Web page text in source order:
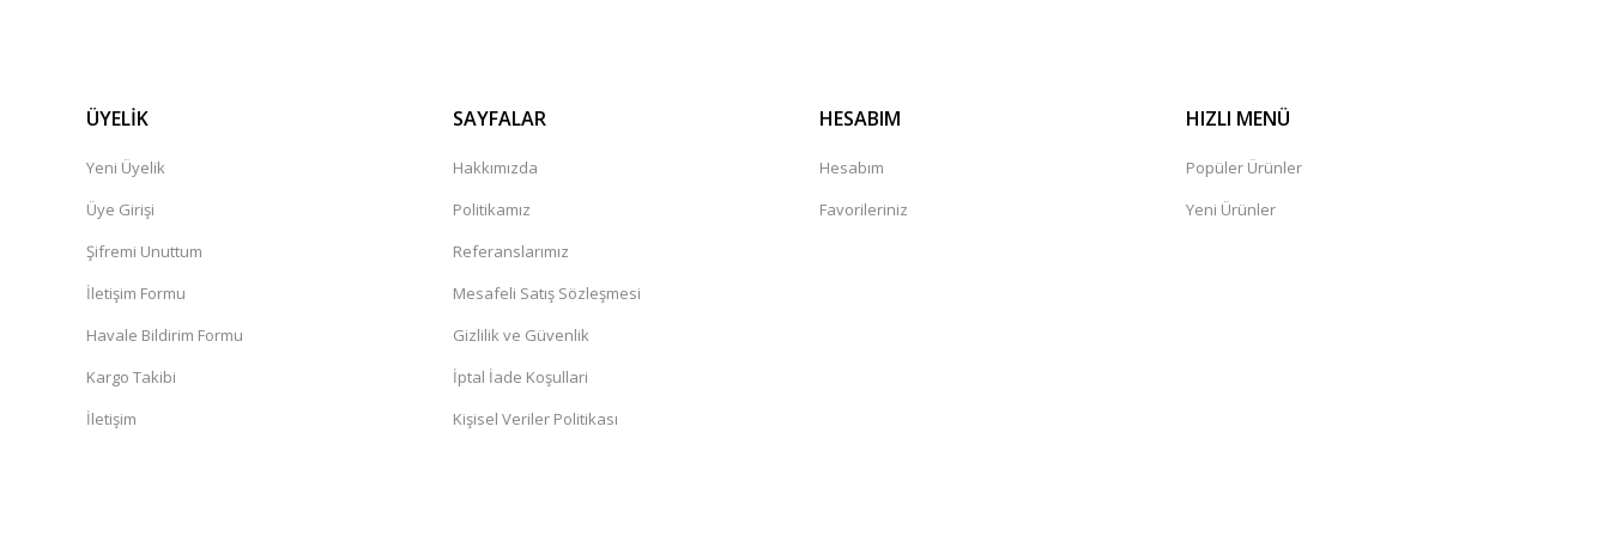
ÜYELİK
Yeni Üyelik
Üye Girişi
Şifremi Unuttum
İletişim Formu
Havale Bildirim Formu
Kargo Takibi
İletişim
SAYFALAR
Hakkımızda
Politikamız
Referanslarımız
Mesafeli Satış Sözleşmesi
Gizlilik ve Güvenlik
İptal İade Koşullari
Kişisel Veriler Politikası
HESABIM
Hesabım
Favorileriniz
HIZLI MENÜ
Popüler Ürünler
Yeni Ürünler